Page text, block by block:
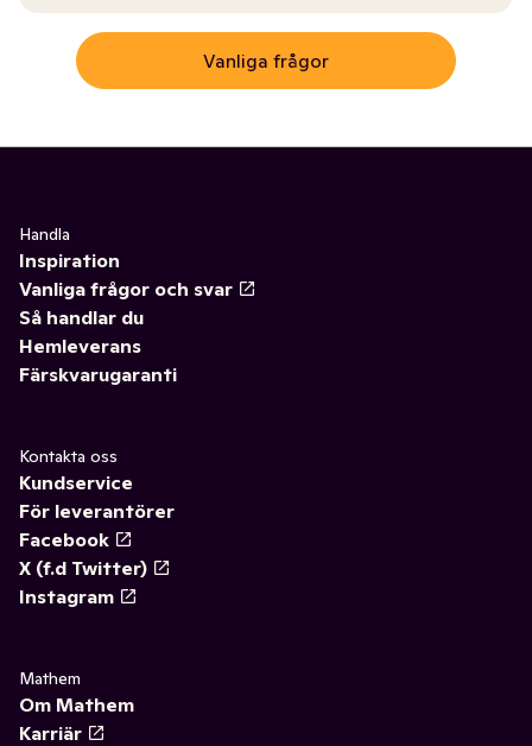
Vanliga frågor
Handla
Inspiration
Vanliga frågor och svar
Så handlar du
Hemleverans
Färskvarugaranti
Kontakta oss
Kundservice
För leverantörer
Facebook
X (f.d Twitter)
Instagram
Mathem
Om Mathem
Karriär